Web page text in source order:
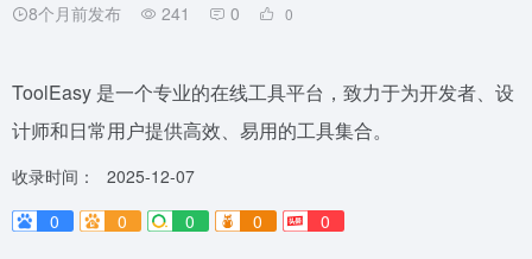
8个月前发布 241 0 0
ToolEasy 是一个专业的在线工具平台，致力于为开发者、设
计师和日常用户提供高效、易用的工具集合。
收录时间：
2025-12-07
0
0 0 0 0